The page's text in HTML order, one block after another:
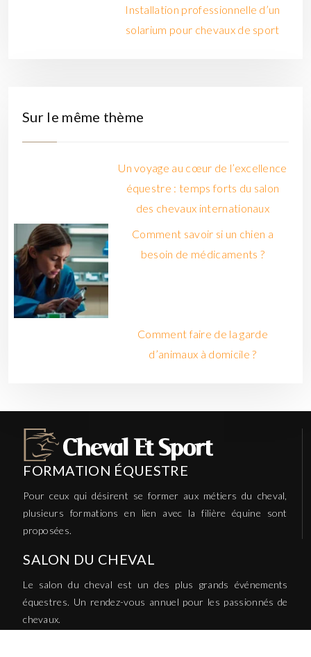
Installation professionnelle d’un
solarium pour chevaux de sport
Sur le même thème
Un voyage au cœur de l’excellence
équestre : temps forts du salon
des chevaux internationaux
Comment savoir si un chien a
besoin de médicaments ?
Comment faire de la garde
d’animaux à domicile ?
FORMATION ÉQUESTRE
Pour ceux qui désirent se former aux métiers du cheval,
plusieurs formations en lien avec la filière équine sont
proposées.
SALON DU CHEVAL
Le salon du cheval est un des plus grands événements
équestres. Un rendez-vous annuel pour les passionnés de
chevaux.